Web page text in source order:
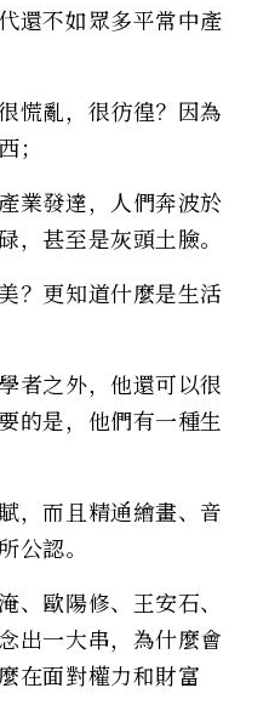
還不如眾多平常中產
慌亂，很彷徨？因為
；
業發達，人們奔波於
，甚至是灰頭土臉。
？更知道什麼是生活
者之外，他還可以很
的是，他們有一種生
，而且精通繪畫、音
公認。
、歐陽修、王安石、
出一大串，為什麼會
在面對權力和財富